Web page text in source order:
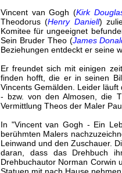
Vincent van Gogh (Kirk
Theodorus (Henry Daniell)
Komitee für ungeeignet
Sein Bruder Theo (James
Beziehungen entdeckt er seine
Er freundet sich mit einigen
finden hofft, die er in seinen
Vincents Gemälden. Leider
- bzw. von den Almosen, die
Vermittlung Theos der Maler
In "Vincent van Gogh - Ein
berühmten Malers
Leinwand und den Zuschauer.
daran, dass das Drehbuch
Drehbuchautor Norman Corwin